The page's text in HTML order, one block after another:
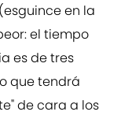
en la
el tiempo
es de tres
que tendrá
de cara a los